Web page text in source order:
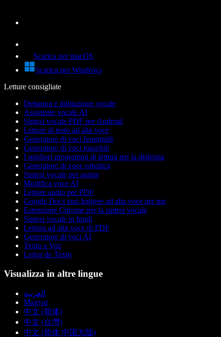
Scarica per macOS
Scarica per Windows
Letture consigliate
Dettatura e digitazione vocale
Assistente vocale AI
Sintesi vocale PDF per Android
Lettore di testo ad alta voce
Generatore di voci femminili
Generatore di voci maschili
I migliori programmi di lettura per la dislessia
Generatore di voce robotica
Sintesi vocale per anime
Modifica voce AI
Lettore audio per PDF
Google Docs può leggere ad alta voce per me
Estensione Chrome per la sintesi vocale
Sintesi vocale in hindi
Lettura ad alta voce di PDF
Generatore di voci AI
Texto a Voz
Leitor de Texto
Visualizza in altre lingue
العربية
Magyar
中文 (简体)
中文 (台灣)
中文 (简体 中国大陆)